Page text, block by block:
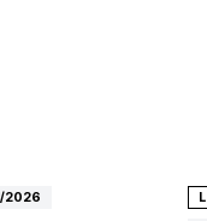
2026